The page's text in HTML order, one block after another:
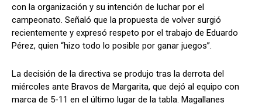
con la organización y su intención de luchar por el
campeonato. Señaló que la propuesta de volver surgió
recientemente y expresó respeto por el trabajo de Eduardo
Pérez, quien “hizo todo lo posible por ganar juegos”.
La decisión de la directiva se produjo tras la derrota del
miércoles ante Bravos de Margarita, que dejó al equipo con
marca de 5-11 en el último lugar de la tabla. Magallanes